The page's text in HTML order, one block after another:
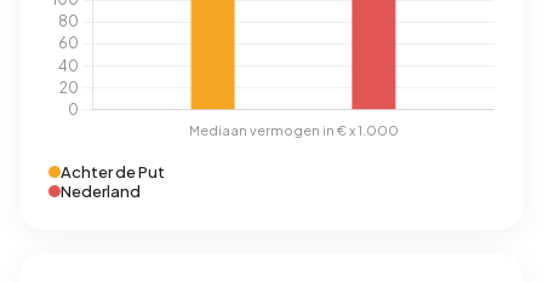
Achter de Put
Nederland